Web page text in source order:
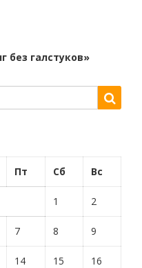
без галстуков»
Пт Сб Вс
1 2
7 8 9
14 15 16